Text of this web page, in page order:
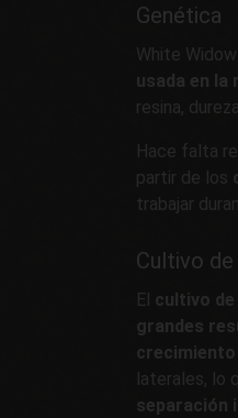
Genética
White
usada en la
resina,
Hace falta
partir de los
trabajar
Cultivo
El cultivo
grandes
laterales, lo
separación